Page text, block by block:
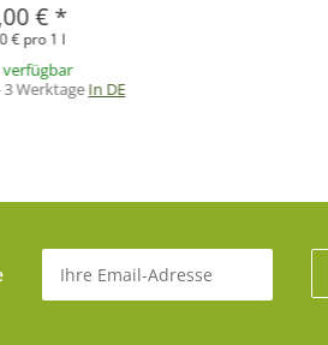
€*
€ pro 1 l
3 WerktageIn DE